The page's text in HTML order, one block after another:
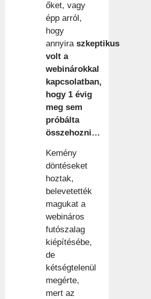
őket, vagy
épp arról,
hogy
annyira szkeptikus
volt a
webinárokkal
kapcsolatban,
hogy 1 évig
meg sem
próbálta
összehozni…
Kemény
döntéseket
hoztak,
belevetették
magukat a
webináros
futószalag
kiépítésébe,
de
kétségtelenül
megérte,
mert az